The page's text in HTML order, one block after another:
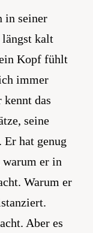
in seiner
längst kalt
Kopf fühlt
immer
das
seine
Er hat genug
er in
Warum er
Aber es